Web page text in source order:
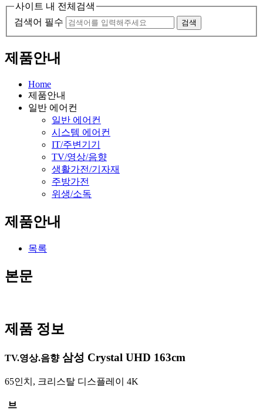
사이트 내 전체검색
검색어 필수
검색
제품안내
Home
제품안내
일반 에어컨
일반 에어컨
시스템 에어컨
IT/주변기기
TV/영상/음향
생활가전/기자재
주방가전
위생/소독
제품안내
목록
본문
제품 정보
TV.영상.음향삼성 Crystal UHD 163cm
65인치, 크리스탈 디스플레이 4K
브